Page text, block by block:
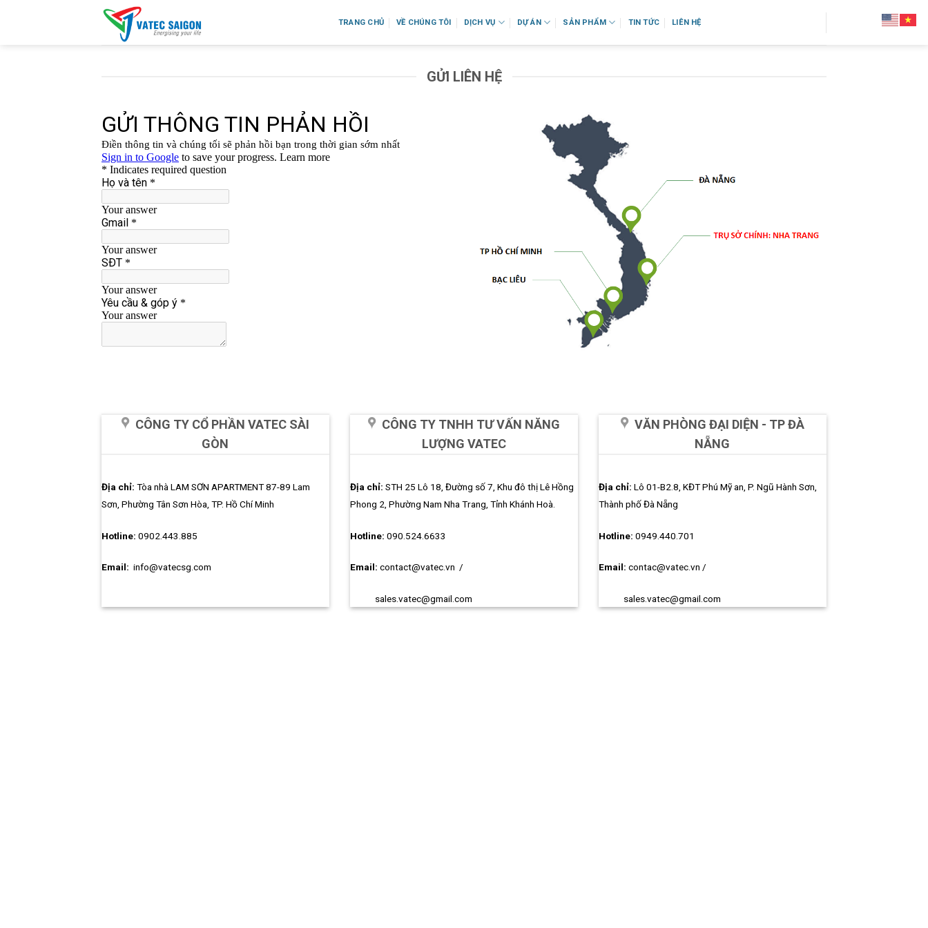
TRANG CHỦ VỀ CHÚNG TÔI DỊCH VỤ DỰ ÁN SẢN PHẨM TIN TỨC LIÊN HỆ
GỬI LIÊN HỆ
CÔNG TY CỔ PHẦN VATEC SÀI
GÒN
Địa chỉ: Tòa nhà LAM SƠN APARTMENT 87-89 Lam
Sơn, Phường Tân Sơn Hòa, TP. Hồ Chí Minh
Hotline: 0902.443.885
Email: info@vatecsg.com
CÔNG TY TNHH TƯ VẤN NĂNG
LƯỢNG VATEC
Địa chỉ: STH 25 Lô 18, Đường số 7, Khu đô thị Lê Hồng
Phong 2, Phường Nam Nha Trang, Tỉnh Khánh Hoà.
Hotline: 090.524.6633
Email: contact@vatec.vn /
sales.vatec@gmail.com
VĂN PHÒNG ĐẠI DIỆN - TP ĐÀ
NẴNG
Địa chỉ: Lô 01-B2.8, KĐT Phú Mỹ an, P. Ngũ Hành Sơn,
Thành phố Đà Nẵng
Hotline: 0949.440.701
Email: contac@vatec.vn /
sales.vatec@gmail.com